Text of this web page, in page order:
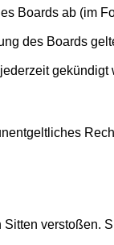
Boards ab (im
des Boards
gekündigt
verstoßen.